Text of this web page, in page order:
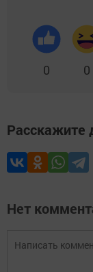
0 0
Расскажите
Нет